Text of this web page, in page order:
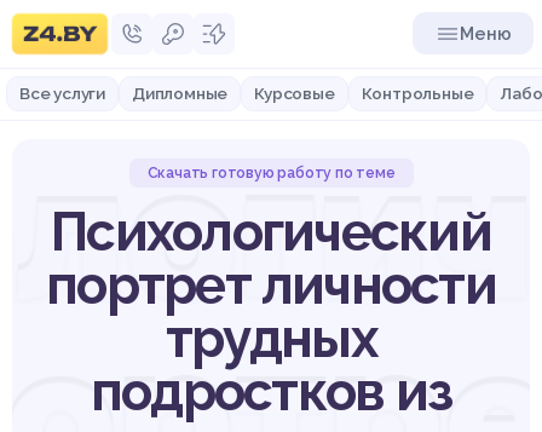
Меню
Все услуги Дипломные Курсовые Контрольные
Скачать готовую работу по теме
Психологический
портрет личности
трудных
подростков из